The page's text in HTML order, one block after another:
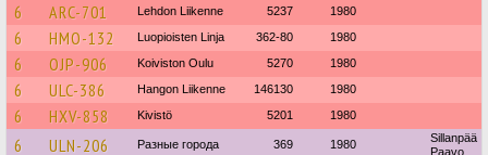
6 ARC-701 Lehdon Liikenne 5237 1980
6 HMO-132 Luopioisten Linja 362-80 1980
6 OJP-906 Koiviston Oulu 5270 1980
6 ULC-386 Hangon Liikenne 146130 1980
6 HXV-858 Kivistö 5201 1980
6 ULN-206 Разные города 369 1980
Sillanpää
Paavo